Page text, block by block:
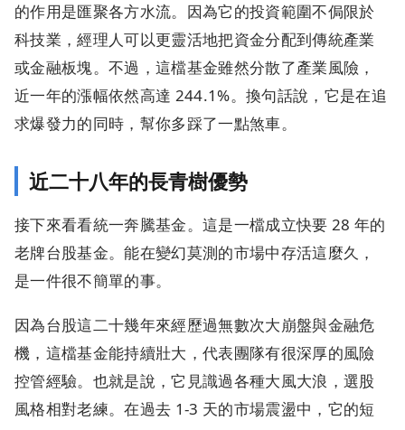
的作用是匯聚各方水流。因為它的投資範圍不侷限於
科技業，經理人可以更靈活地把資金分配到傳統產業
或金融板塊。不過，這檔基金雖然分散了產業風險，
近一年的漲幅依然高達 244.1%。換句話說，它是在追
求爆發力的同時，幫你多踩了一點煞車。
近二十八年的長青樹優勢
接下來看看統一奔騰基金。這是一檔成立快要 28 年的
老牌台股基金。能在變幻莫測的市場中存活這麼久，
是一件很不簡單的事。
因為台股這二十幾年來經歷過無數次大崩盤與金融危
機，這檔基金能持續壯大，代表團隊有很深厚的風險
控管經驗。也就是說，它見識過各種大風大浪，選股
風格相對老練。在過去 1-3 天的市場震盪中，它的短